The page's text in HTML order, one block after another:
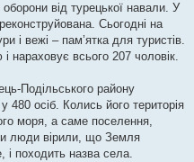
від турецької навали. У
Сьогодні на
і вежі – пам’ятка для туристів.
нараховує всього 207 чоловік.
Подільського району
480 осіб. Колись його територія
моря, а саме поселення,
люди вірили, що Земля
і походить назва села.